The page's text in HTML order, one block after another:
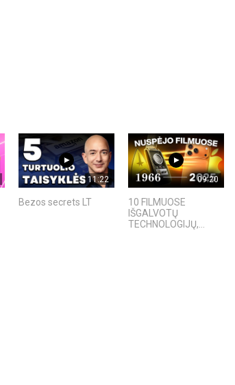
11:22
Bezos secrets LT
09:20
10 FILMUOSE
IŠGALVOTŲ
TECHNOLOGIJŲ,...